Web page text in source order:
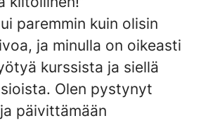
paremmin kuin olisin
ja minulla on oikeasti
kurssista ja siellä
Olen pystynyt
päivittämään